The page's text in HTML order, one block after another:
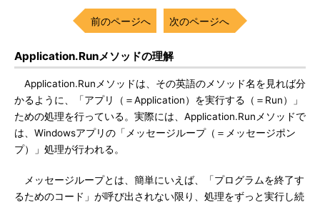
前のページへ 次のページへ
Application.Runメソッドの理解
Application.Runメソッドは、その英語のメソッド名を見れば分
かるように、「アプリ（＝Application）を実行する（＝Run）」
ための処理を行っている。実際には、Application.Runメソッドで
は、Windowsアプリの「メッセージループ（＝メッセージポン
プ）」処理が行われる。
メッセージループとは、簡単にいえば、「プログラムを終了す
るためのコード」が呼び出されない限り、処理をずっと実行し続